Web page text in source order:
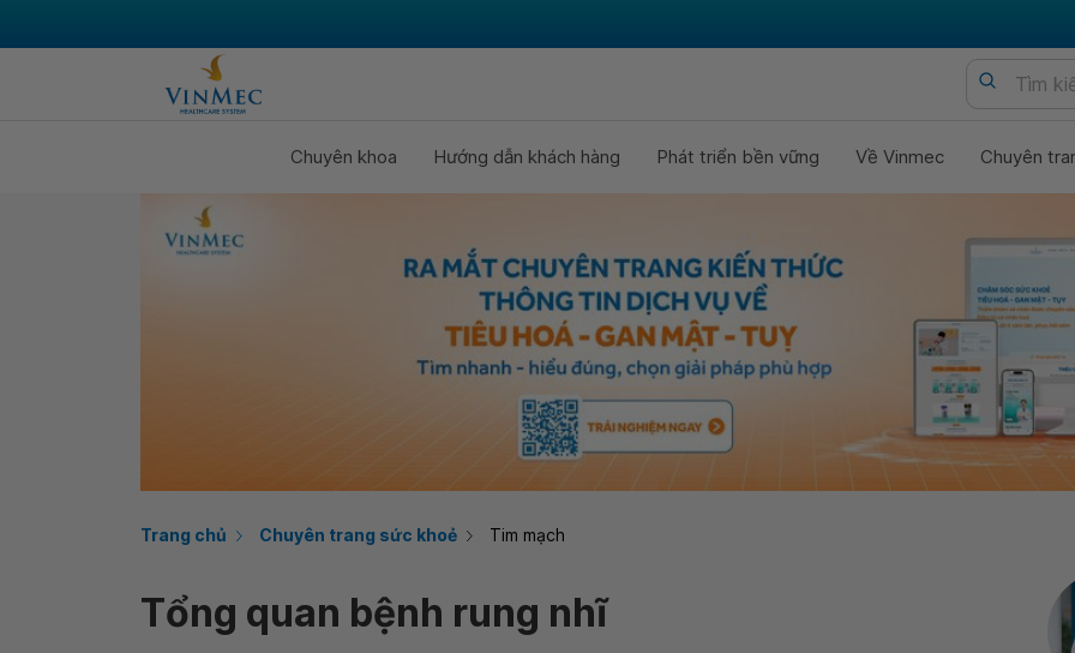
Chuyên khoa Hướng dẫn khách hàng Phát triển bền vững Về Vinmec Chuyên
Trang chủ Chuyên trang sức khoẻ Tim mạch
Tổng quan bệnh rung nhĩ